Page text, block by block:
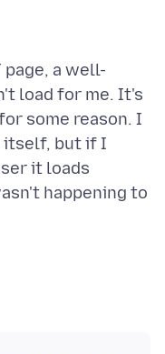
page, a well-
load for me. It's
some reason. I
itself, but if I
it loads
happening to